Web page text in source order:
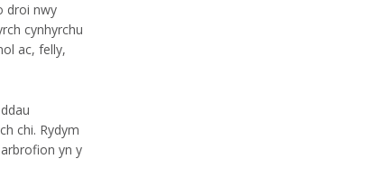
droi nwy
cynhyrchu
ac, felly,
chi. Rydym
yn y